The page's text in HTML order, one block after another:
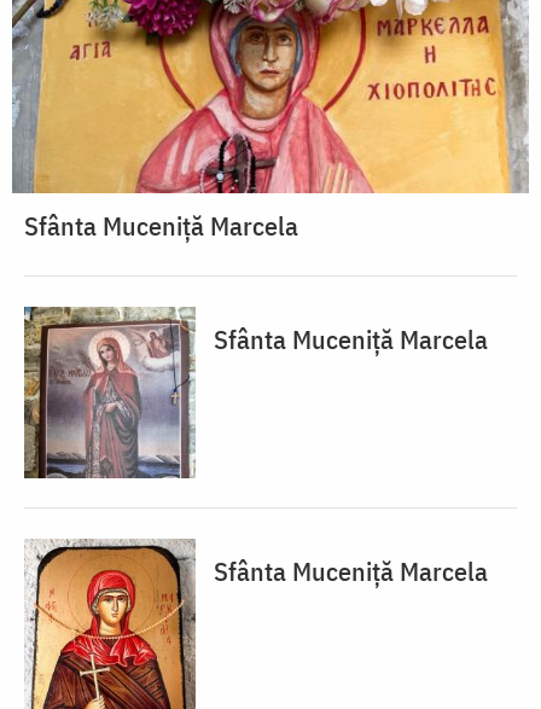
Sfânta Muceniță Marcela
Sfânta Muceniță Marcela
Sfânta Muceniță Marcela